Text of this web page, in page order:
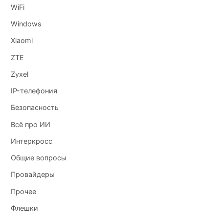
WiFi
Windows
Xiaomi
ZTE
Zyxel
IP-телефония
Безопасность
Всё про ИИ
Интеркросс
Общие вопросы
Провайдеры
Прочее
Флешки